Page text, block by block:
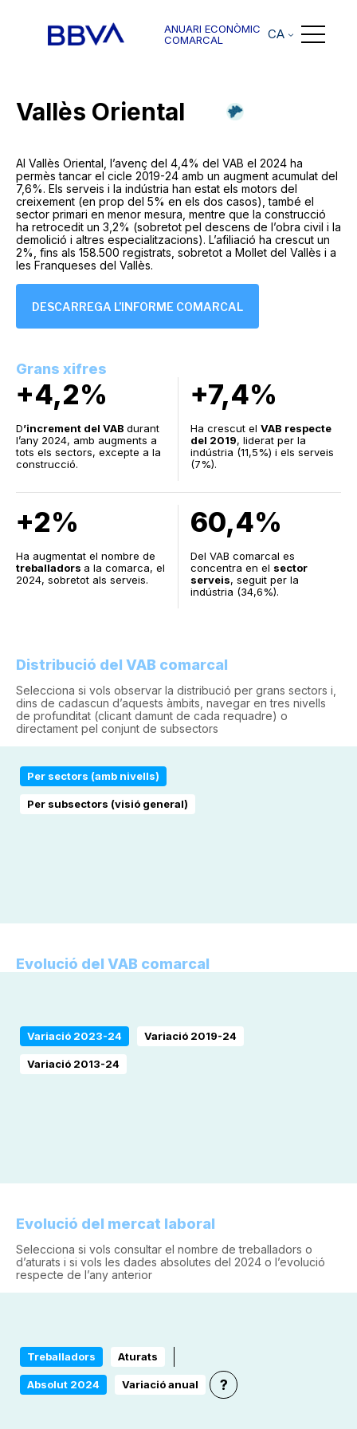
ANUARI ECONÒMIC
COMARCAL
CA
Vallès Oriental
Al Vallès Oriental, l’avenç del 4,4% del VAB el 2024 ha
permès tancar el cicle 2019-24 amb un augment acumulat del
7,6%. Els serveis i la indústria han estat els motors del
creixement (en prop del 5% en els dos casos), també el
sector primari en menor mesura, mentre que la construcció
ha retrocedit un 3,2% (sobretot pel descens de l’obra civil i la
demolició i altres especialitzacions). L’afiliació ha crescut un
2%, fins als 158.500 registrats, sobretot a Mollet del Vallès i a
les Franqueses del Vallès.
DESCARREGA L’INFORME COMARCAL
Grans xifres
+4,2%
D’increment del VAB durant
l’any 2024, amb augments a
tots els sectors, excepte a la
construcció.
+7,4%
Ha crescut el VAB respecte
del 2019, liderat per la
indústria (11,5%) i els serveis
(7%).
+2%
Ha augmentat el nombre de
treballadors a la comarca, el
2024, sobretot als serveis.
60,4%
Del VAB comarcal es
concentra en el sector
serveis, seguit per la
indústria (34,6%).
Distribució del VAB comarcal
Selecciona si vols observar la distribució per grans sectors i,
dins de cadascun d’aquests àmbits, navegar en tres nivells
de profunditat (clicant damunt de cada requadre) o
directament pel conjunt de subsectors
Per sectors (amb nivells)
Per subsectors (visió general)
Evolució del VAB comarcal
Variació 2023-24 Variació 2019-24
Variació 2013-24
Evolució del mercat laboral
Selecciona si vols consultar el nombre de treballadors o
d’aturats i si vols les dades absolutes del 2024 o l’evolució
respecte de l’any anterior
?
Treballadors Aturats
Absolut 2024 Variació anual